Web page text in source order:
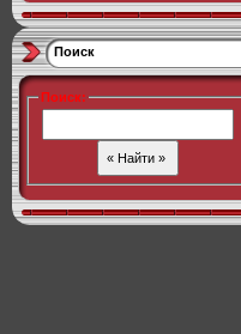
Поиск
Поиск: